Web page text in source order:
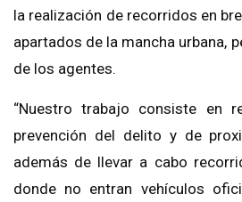
la realización de recorridos en
apartados de la mancha urbana,
de los agentes.
“Nuestro trabajo consiste en
prevención del delito y de
además de llevar a cabo
donde no entran vehículos